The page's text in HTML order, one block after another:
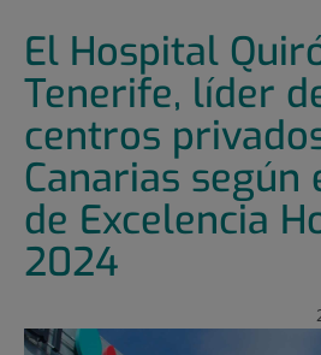
El Hospital
Tenerife, líder
centros
Canarias según
de Excelencia
2024